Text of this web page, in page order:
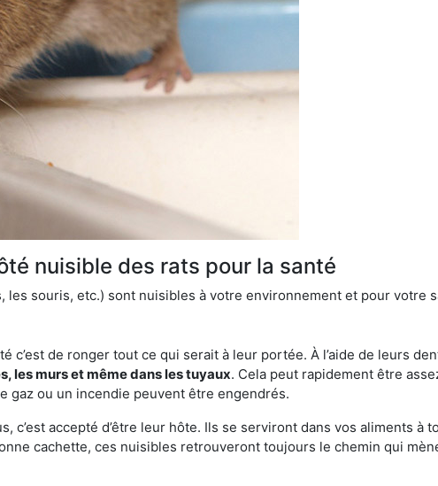
nuisible des rats pour la santé
les souris, etc.) sont nuisibles à votre environnement et pour votre
c’est de ronger tout ce qui serait à leur portée. À l’aide de leurs
les murs et même dans les tuyaux. Cela peut rapidement être
gaz ou un incendie peuvent être engendrés.
c’est accepté d’être leur hôte. Ils se serviront dans vos aliments à
cachette, ces nuisibles retrouveront toujours le chemin qui